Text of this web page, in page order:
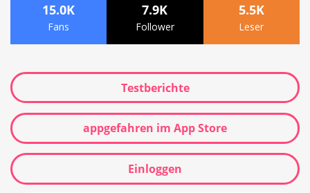
15.0K
Fans
7.9K
Follower
5.5K
Leser
Testberichte
appgefahren im App Store
Einloggen